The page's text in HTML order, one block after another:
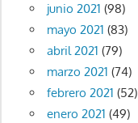
junio 2021 (98)
mayo 2021 (83)
abril 2021 (79)
marzo 2021 (74)
febrero 2021 (52)
enero 2021 (49)